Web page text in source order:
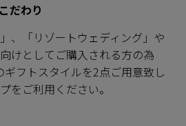
だわり
、「リゾートウェディング」や
けとしてご購入される方の為
フトスタイルを2点ご用意致し
をご利用ください。